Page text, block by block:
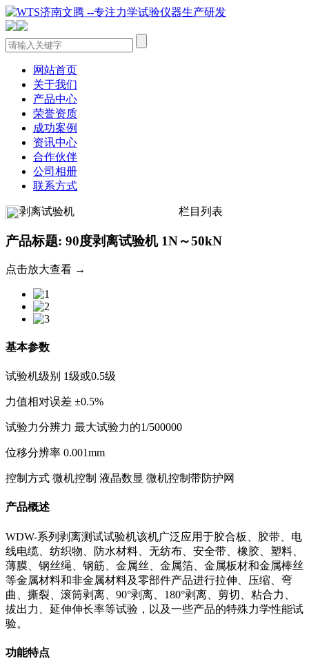
网站首页
关于我们
产品中心
荣誉资质
成功案例
资讯中心
合作伙伴
公司相册
联系方式
剥离试验机 栏目列表
产品标题: 90度剥离试验机 1N～50kN
点击放大查看 →
基本参数
试验机级别 1级或0.5级
力值相对误差 ±0.5%
试验力分辨力 最大试验力的1/500000
位移分辨率 0.001mm
控制方式 微机控制 液晶数显 微机控制带防护网
产品概述
WDW-系列剥离测试试验机该机广泛应用于胶合板、胶带、电
线电缆、纺织物、防水材料、无纺布、安全带、橡胶、塑料、
薄膜、钢丝绳、钢筋、金属丝、金属箔、金属板材和金属棒丝
等金属材料和非金属材料及零部件产品进行拉伸、压缩、弯
曲、撕裂、滚筒剥离、90°剥离、180°剥离、剪切、粘合力、
拔出力、延伸伸长率等试验，以及一些产品的特殊力学性能试
验。
功能特点